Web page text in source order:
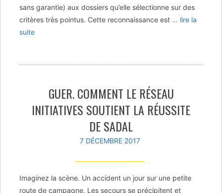
sans garantie) aux dossiers qu’elle sélectionne sur des
critères très pointus. Cette reconnaissance est … lire la
suite
GUER. COMMENT LE RÉSEAU
INITIATIVES SOUTIENT LA RÉUSSITE
DE SADAL
7 DÉCEMBRE 2017
Imaginez la scène. Un accident un jour sur une petite
route de campagne. Les secours se précipitent et